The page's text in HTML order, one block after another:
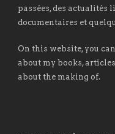
passées, des actualités
documentaires et
On this website, you
about my books,
about the making of.